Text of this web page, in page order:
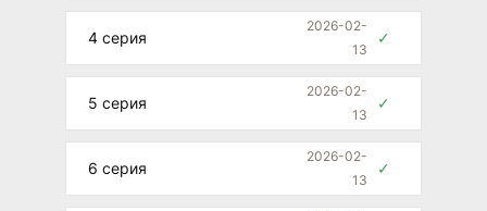
4 серия
2026-02-
13
✓
5 серия
2026-02-
13
✓
6 серия
2026-02-
13
✓